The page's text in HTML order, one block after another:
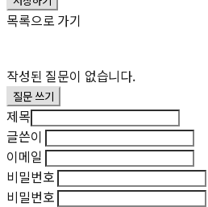
목록으로 가기
작성된 질문이 없습니다.
질문 쓰기
제목
글쓴이
이메일
비밀번호
비밀번호